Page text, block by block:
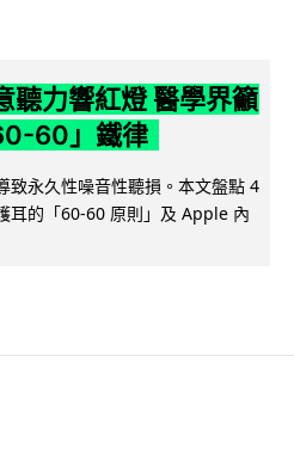
聽力響紅燈 醫學界籲
60」鐵律
致永久性噪音性聽損。本文盤點 4
耳的「60-60 原則」及 Apple 內